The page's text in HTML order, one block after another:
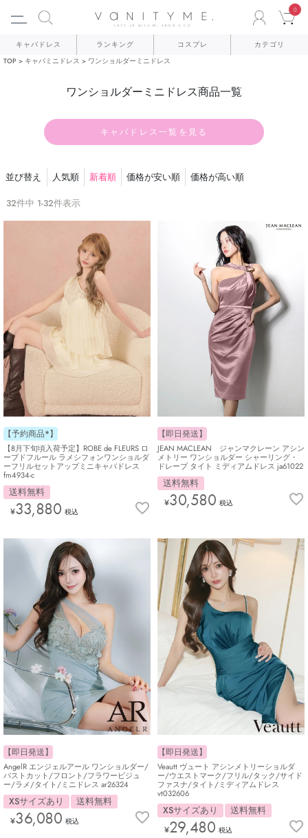
0
キャバドレス ランキング コスプレ カテゴリ
TOP キャバミニドレス ワンショルダーミニドレス
ワンショルダーミニドレス商品一覧
キャバドレス一覧を見る
並び替え 人気順 新着順 価格が安い順
価格が高い順
32件中 1-32件表示
【予約商品*】
【8月下旬頃入荷予定】ROBE de FLEURS ロ
ーブドフルール ラメシフォンワンショルダ
ーフリルセットアップミニキャバドレス
fm4934-c
送料無料
¥33,880 税込
【即日発送】
JEAN MACLEAN ジャンマクレーン アシン
メトリー ワンショルダー シャーリング・
ドレープ タイト ミディアムドレス ja61022
送料無料
¥30,580 税込
【即日発送】
AngelR エンジェルアール ワンショルダー/
バストカット/フロント/フラワービジュ
ー/ラメ/タイト/ミニドレス ar26324
XSサイズあり 送料無料
¥36,080 税込
【即日発送】
Veautt ヴュート アシンメトリーショルダ
ー/ウエストマーク/フリル/タック/サイド
ファスナ/タイト/ミディアムドレス
vt032606
XSサイズあり 送料無料
¥29,480 税込